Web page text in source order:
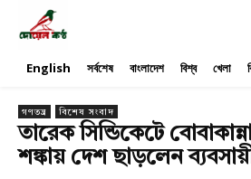
English সর্বশেষ বাংলাদেশ বিশ্ব খেলা
গণতন্ত্র বিশেষ সংবাদ
তারেক সিন্ডিকেটে
শঙ্কায় দেশ ছাড়লেন